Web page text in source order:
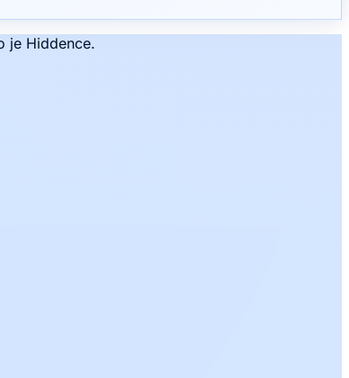
је Hiddence.